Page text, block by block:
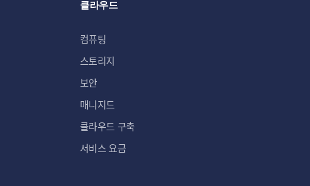
클라우드
컴퓨팅
스토리지
보안
매니지드
클라우드 구축
서비스 요금